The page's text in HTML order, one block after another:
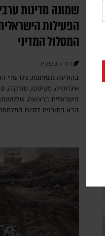
שמונה מדינות
הפעילות
המסלול המדיני
דורון פסקין
בהודעה משותפת, גינו שרי
אינדונזיה, פקיסטן,
הישראלית ברצועה,
הבא בתוכנית לסיום